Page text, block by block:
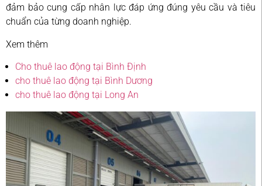
đảm bảo cung cấp nhân lực đáp ứng đúng yêu cầu và tiêu
chuẩn của từng doanh nghiệp.
Xem thêm
Cho thuê lao động tại Bình Định
cho thuê lao động tại Bình Dương
cho thuê lao động tại Long An